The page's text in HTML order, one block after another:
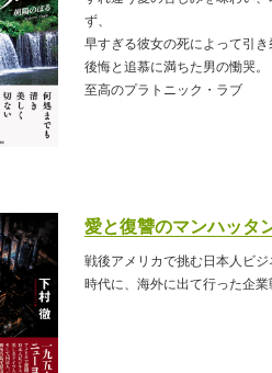
ず、
早すぎる彼女の死によって引き
後悔と追慕に満ちた男の慟哭。
至高のプラトニック・ラブ
愛と復讐のマンハッタ
戦後アメリカで挑む日本人ビ
時代に、海外に出て行った企業